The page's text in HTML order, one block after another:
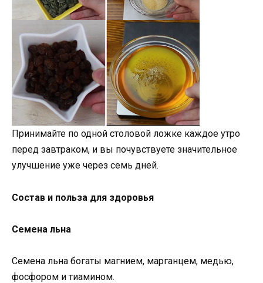
Принимайте по одной столовой ложке каждое утро
перед завтраком, и вы почувствуете значительное
улучшение уже через семь дней.
Состав и польза для здоровья
Семена льна
Семена льна богаты магнием, марганцем, медью,
фосфором и тиамином.